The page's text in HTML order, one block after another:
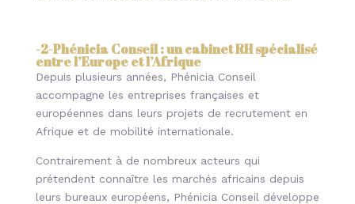
-2-Phénicia Conseil : un cabinet RH spécialisé
entre l’Europe et l’Afrique
Depuis plusieurs années, Phénicia Conseil
accompagne les entreprises françaises et
européennes dans leurs projets de recrutement en
Afrique et de mobilité internationale.
Contrairement à de nombreux acteurs qui
prétendent connaître les marchés africains depuis
leurs bureaux européens, Phénicia Conseil développe